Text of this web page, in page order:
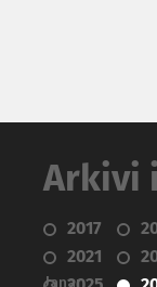
Arkivi
2017
2021
Janar